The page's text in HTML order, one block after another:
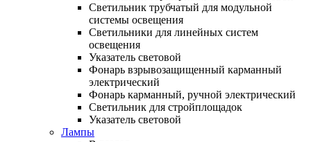
Светильник трубчатый для модульной
системы освещения
Светильники для линейных систем
освещения
Указатель световой
Фонарь взрывозащищенный карманный
электрический
Фонарь карманный, ручной электрический
Светильник для стройплощадок
Указатель световой
Лампы